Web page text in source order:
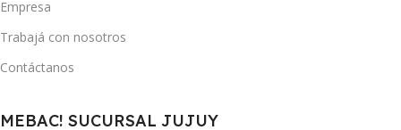
Empresa
Trabajá con nosotros
Contáctanos
MEBAC! SUCURSAL JUJUY